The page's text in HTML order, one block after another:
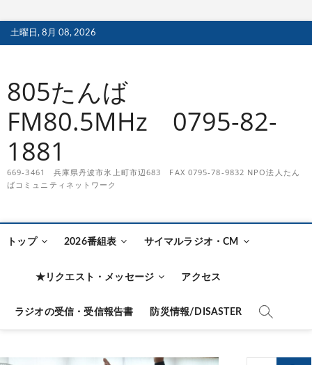
k
土曜日, 8月 08, 2026
805たんば
FM80.5MHz 0795-82-
1881
669-3461 兵庫県丹波市氷上町市辺683 FAX 0795-78-9832 NPO法人たん
ばコミュニティネットワーク
トップ 2026番組表 サイマルラジオ・CM
★リクエスト・メッセージ アクセス
ラジオの受信・受信報告書 防災情報/DISASTER